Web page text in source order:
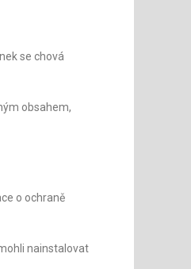
se chová
obsahem,
o ochraně
nainstalovat